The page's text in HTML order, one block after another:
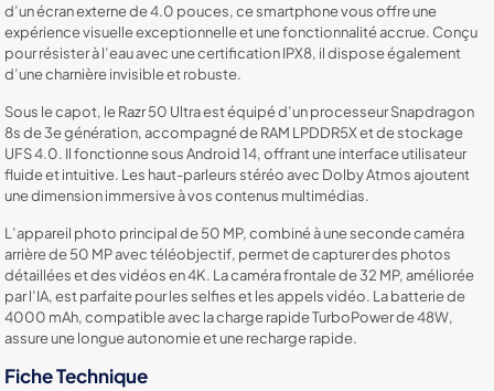
d’un écran externe de 4.0 pouces, ce smartphone vous offre une
expérience visuelle exceptionnelle et une fonctionnalité accrue. Conçu
pour résister à l’eau avec une certification IPX8, il dispose également
d’une charnière invisible et robuste.
Sous le capot, le Razr 50 Ultra est équipé d’un processeur Snapdragon
8s de 3e génération, accompagné de RAM LPDDR5X et de stockage
UFS 4.0. Il fonctionne sous Android 14, offrant une interface utilisateur
fluide et intuitive. Les haut-parleurs stéréo avec Dolby Atmos ajoutent
une dimension immersive à vos contenus multimédias.
L’appareil photo principal de 50 MP, combiné à une seconde caméra
arrière de 50 MP avec téléobjectif, permet de capturer des photos
détaillées et des vidéos en 4K. La caméra frontale de 32 MP, améliorée
par l’IA, est parfaite pour les selfies et les appels vidéo. La batterie de
4000 mAh, compatible avec la charge rapide TurboPower de 48W,
assure une longue autonomie et une recharge rapide.
Fiche Technique